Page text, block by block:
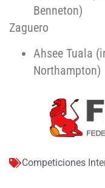
Benneton)
Zaguero
Ahsee Tuala
Northampton)
Competiciones